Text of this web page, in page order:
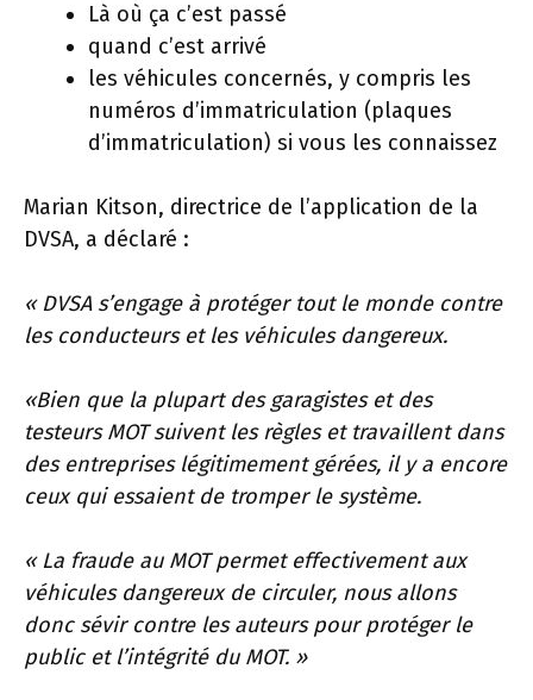
Là où ça c’est passé
quand c’est arrivé
les véhicules concernés, y compris les
numéros d’immatriculation (plaques
d’immatriculation) si vous les connaissez
Marian Kitson, directrice de l’application de la
DVSA, a déclaré :
« DVSA s’engage à protéger tout le monde contre
les conducteurs et les véhicules dangereux.
«Bien que la plupart des garagistes et des
testeurs MOT suivent les règles et travaillent dans
des entreprises légitimement gérées, il y a encore
ceux qui essaient de tromper le système.
« La fraude au MOT permet effectivement aux
véhicules dangereux de circuler, nous allons
donc sévir contre les auteurs pour protéger le
public et l’intégrité du MOT. »